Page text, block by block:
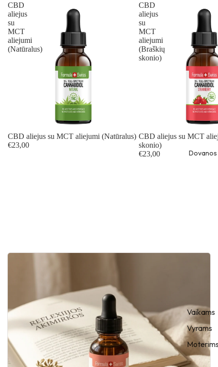
Dovanos
Vaikams
Vyrams
CBD
aliejus
su
MCT
aliejumi
(Natūralus)
CBD aliejus su MCT aliejumi (Natūralus)
€23,00
CBD
aliejus
su
MCT
aliejumi
(Braškių
skonio)
CBD aliejus su MCT
skonio)
€23,00